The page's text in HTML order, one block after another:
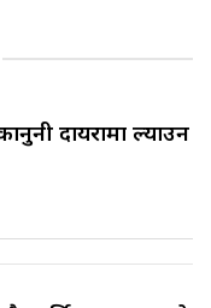
दायरामा ल्याउन